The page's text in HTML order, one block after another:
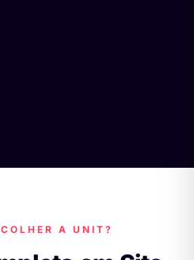
A UNIT?